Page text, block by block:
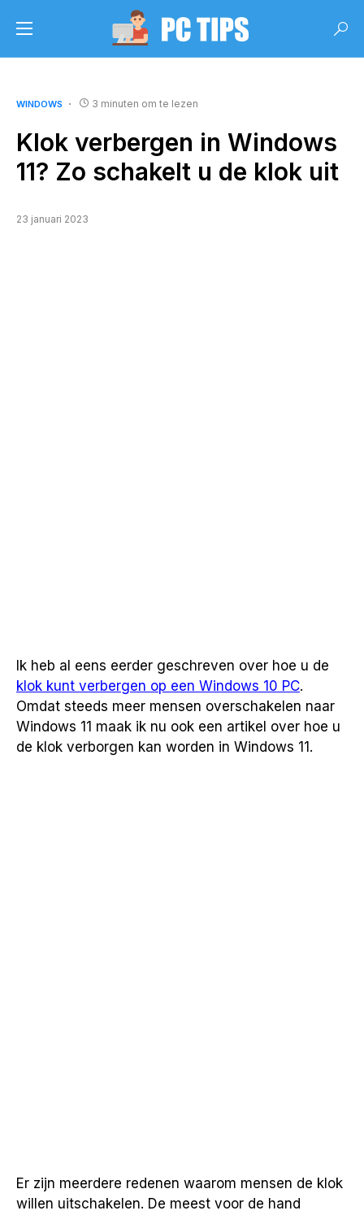
WINDOWS 3 minuten om te lezen
Klok verbergen in Windows
11? Zo schakelt u de klok uit
23 januari 2023
Ik heb al eens eerder geschreven over hoe u de
klok kunt verbergen op een Windows 10 PC.
Omdat steeds meer mensen overschakelen naar
Windows 11 maak ik nu ook een artikel over hoe u
de klok verborgen kan worden in Windows 11.
Er zijn meerdere redenen waarom mensen de klok
willen uitschakelen. De meest voor de hand